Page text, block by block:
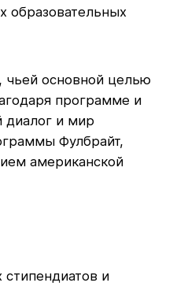
образовательных
чьей основной целью
программе и
диалог и мир
Фулбрайт,
американской
и